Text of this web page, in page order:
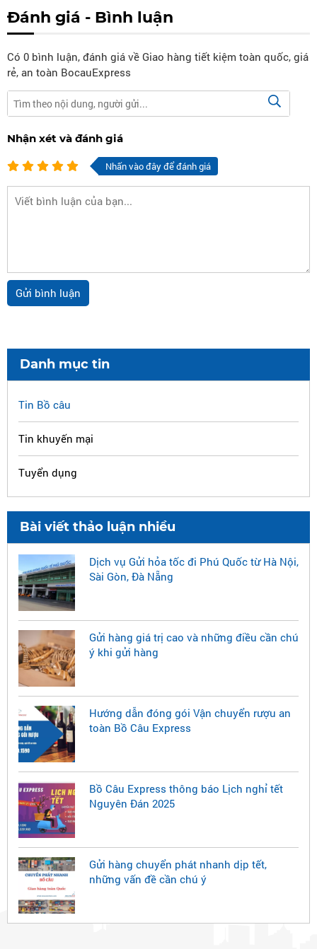
Đánh giá - Bình luận
Có 0 bình luận, đánh giá về Giao hàng tiết kiệm toàn quốc, giá
rẻ, an toàn BocauExpress
Nhận xét và đánh giá
Nhấn vào đây để đánh giá
Danh mục tin
Tin Bồ câu
Tin khuyến mại
Tuyển dụng
Bài viết thảo luận nhiều
Dịch vụ Gửi hỏa tốc đi Phú Quốc từ Hà Nội,
Sài Gòn, Đà Nẵng
Gửi hàng giá trị cao và những điều cần chú
ý khi gửi hàng
Hướng dẫn đóng gói Vận chuyển rượu an
toàn Bồ Câu Express
Bồ Câu Express thông báo Lịch nghỉ tết
Nguyên Đán 2025
Gửi hàng chuyển phát nhanh dịp tết,
những vấn đề cần chú ý